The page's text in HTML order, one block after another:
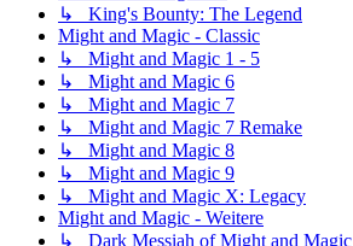
↳ King's Bounty: The Legend
Might and Magic - Classic
↳ Might and Magic 1 - 5
↳ Might and Magic 6
↳ Might and Magic 7
↳ Might and Magic 7 Remake
↳ Might and Magic 8
↳ Might and Magic 9
↳ Might and Magic X: Legacy
Might and Magic - Weitere
↳ Dark Messiah of Might and Magic